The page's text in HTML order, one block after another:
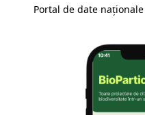
Portal de date